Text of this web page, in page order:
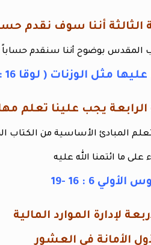
المقدس بوضوح أننا سنقدم حساباً
مثل الوزنات ( لوقا 16 : 12- 26 )
المبادئ الأساسية من الكتاب
على ما ائتمنا الله عليه
6 : 16 -19
لإدارة الموارد المالية